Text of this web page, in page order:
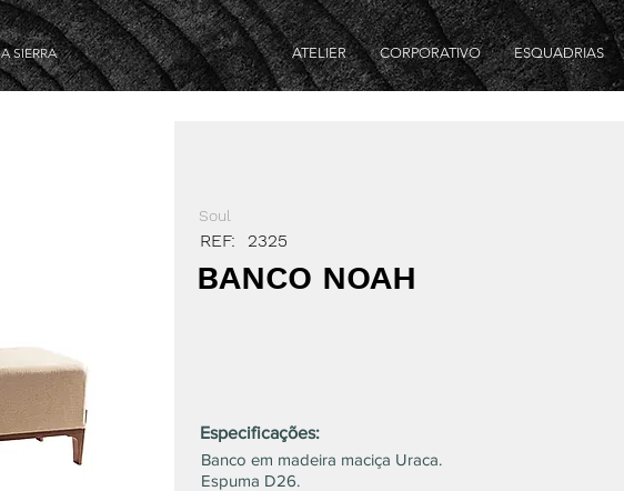
A SIERRA ATELIER CORPORATIVO ESQUADRIAS
Soul
REF: 2325
BANCO NOAH
Especificações:
Banco em madeira maciça Uraca.
Espuma D26.